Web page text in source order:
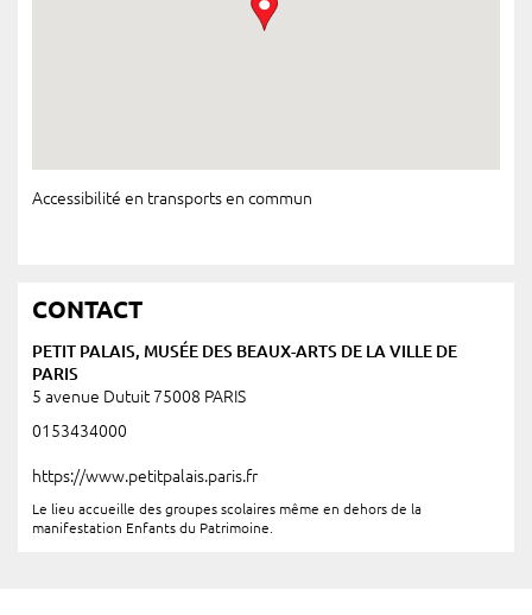
Accessibilité en transports en commun
CONTACT
PETIT PALAIS, MUSÉE DES BEAUX-ARTS DE LA VILLE DE
PARIS
5 avenue Dutuit 75008 PARIS
0153434000
https://www.petitpalais.paris.fr
Le lieu accueille des groupes scolaires même en dehors de la
manifestation Enfants du Patrimoine.